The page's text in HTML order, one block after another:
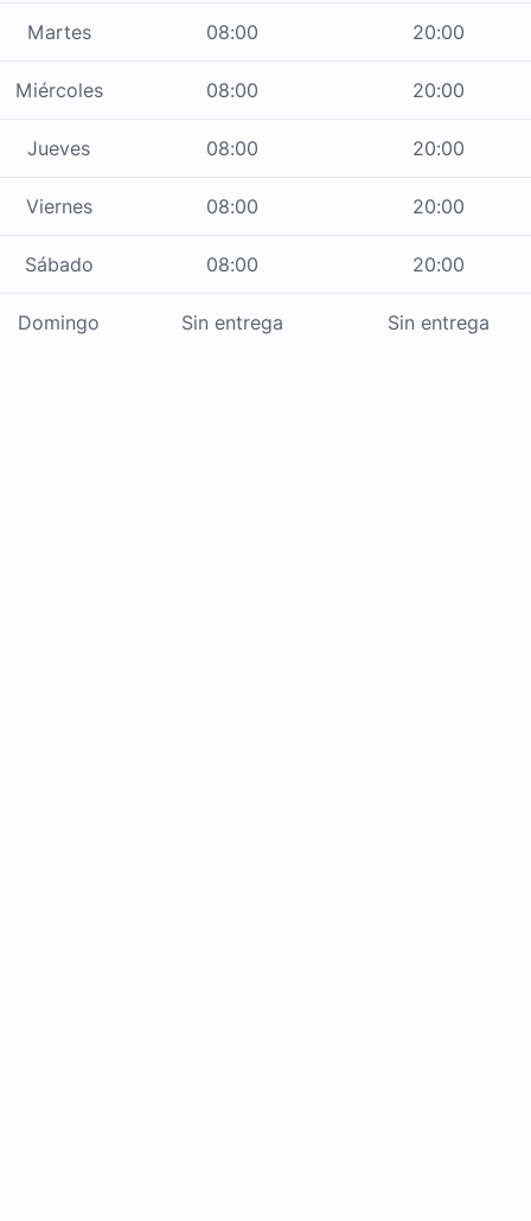
Martes 08:00 20:00
Miércoles 08:00 20:00
Jueves 08:00 20:00
Viernes 08:00 20:00
Sábado 08:00 20:00
Domingo Sin entrega Sin entrega